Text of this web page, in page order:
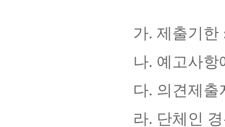
가. 제출기한
나. 예고사항
다. 의견제출
라. 단체인